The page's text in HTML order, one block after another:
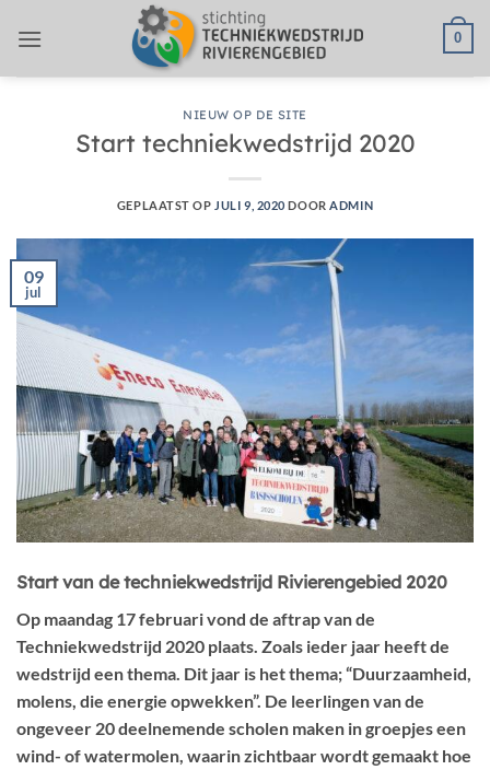
naar
0
NIEUW OP DE SITE
Start techniekwedstrijd 2020
GEPLAATST OP JULI 9, 2020 DOOR ADMIN
09
jul
Start van de techniekwedstrijd Rivierengebied 2020
Op maandag 17 februari vond de aftrap van de
Techniekwedstrijd 2020 plaats. Zoals ieder jaar heeft de
wedstrijd een thema. Dit jaar is het thema; “Duurzaamheid,
molens, die energie opwekken”. De leerlingen van de
ongeveer 20 deelnemende scholen maken in groepjes een
wind- of watermolen, waarin zichtbaar wordt gemaakt hoe